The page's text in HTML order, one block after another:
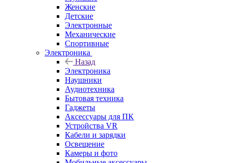
Женские
Детские
Электронные
Механические
Спортивные
Электроника
Назад
Электроника
Наушники
Аудиотехника
Бытовая техника
Гаджеты
Аксессуары для ПК
Устройства VR
Кабели и зарядки
Освещение
Камеры и фото